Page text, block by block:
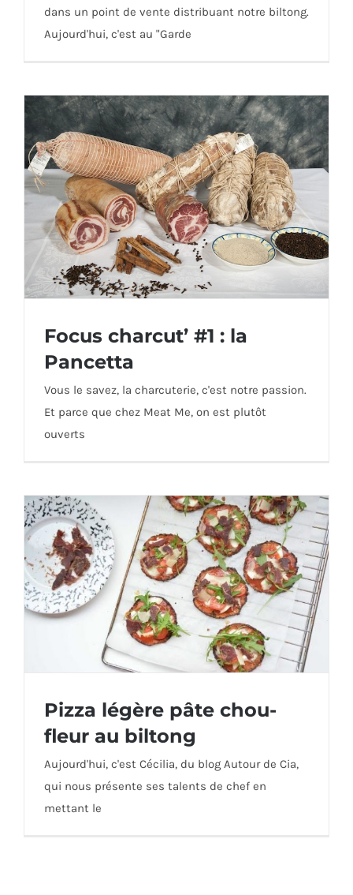
L’interview du mois – Le Garde Manger
dans un point de vente distribuant notre biltong.
Aujourd'hui, c'est au "Garde
Focus charcut’ #1 : la
Pancetta
Vous le savez, la charcuterie, c'est notre passion.
Et parce que chez Meat Me, on est plutôt
ouverts
Pizza légère pâte chou-fleur au biltong
Pizza légère pâte chou-
fleur au biltong
Aujourd'hui, c'est Cécilia, du blog Autour de Cia,
qui nous présente ses talents de chef en
mettant le